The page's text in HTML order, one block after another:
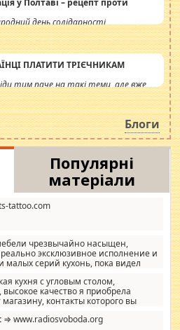
у Полтаві – рецепт проти
день солідарності
ПЛАТИТИ ТРІЄЧНИКАМ
тим паче на такі теми, але вже
сьогоднішні інсенуації
питання. Штучно
соціальна катастрофа.
Блоги
Популярні
матеріали
tattoo.com
чрезвычайно насыщен,
эксклюзивное исполнение и
малых серий кухонь, пока видел
креативненько и что главное -
ненужных наворотов удорожающих
фактор.
кухня с угловым столом,
качество я приобрела
контакты которого вы
⇒ www.radiosvoboda.org